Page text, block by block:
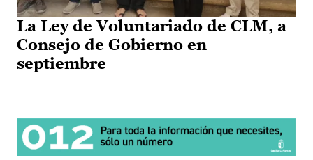
La Ley de Voluntariado de CLM, a
Consejo de Gobierno en
septiembre